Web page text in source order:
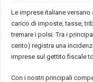
Le imprese italiane versano
carico di imposte, tasse,
tremare i polsi. Tra i
cento) registra una
imprese sul gettito fiscale
Con i nostri principali